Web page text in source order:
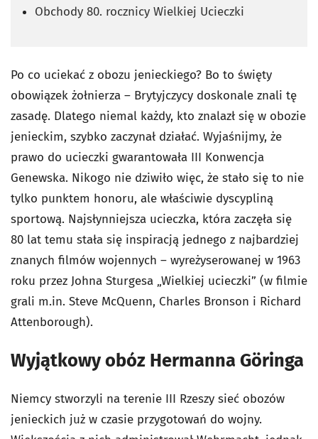
Obchody 80. rocznicy Wielkiej Ucieczki
Po co uciekać z obozu jenieckiego? Bo to święty
obowiązek żołnierza – Brytyjczycy doskonale znali tę
zasadę. Dlatego niemal każdy, kto znalazł się w obozie
jenieckim, szybko zaczynał działać. Wyjaśnijmy, że
prawo do ucieczki gwarantowała III Konwencja
Genewska. Nikogo nie dziwiło więc, że stało się to nie
tylko punktem honoru, ale właściwie dyscypliną
sportową. Najsłynniejsza ucieczka, która zaczęła się
80 lat temu stała się inspiracją jednego z najbardziej
znanych filmów wojennych – wyreżyserowanej w 1963
roku przez Johna Sturgesa „Wielkiej ucieczki” (w filmie
grali m.in. Steve McQuenn, Charles Bronson i Richard
Attenborough).
Wyjątkowy obóz Hermanna Göringa
Niemcy stworzyli na terenie III Rzeszy sieć obozów
jenieckich już w czasie przygotowań do wojny.